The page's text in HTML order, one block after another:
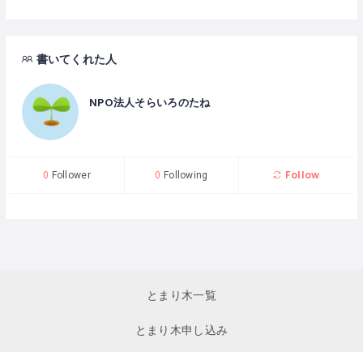
書いてくれた人
NPO法人そらいろのたね
0 Follower 0 Following Follow
とまり木一覧
とまり木申し込み